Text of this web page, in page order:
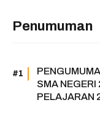
Penumuman
SMA
PELAJARAN